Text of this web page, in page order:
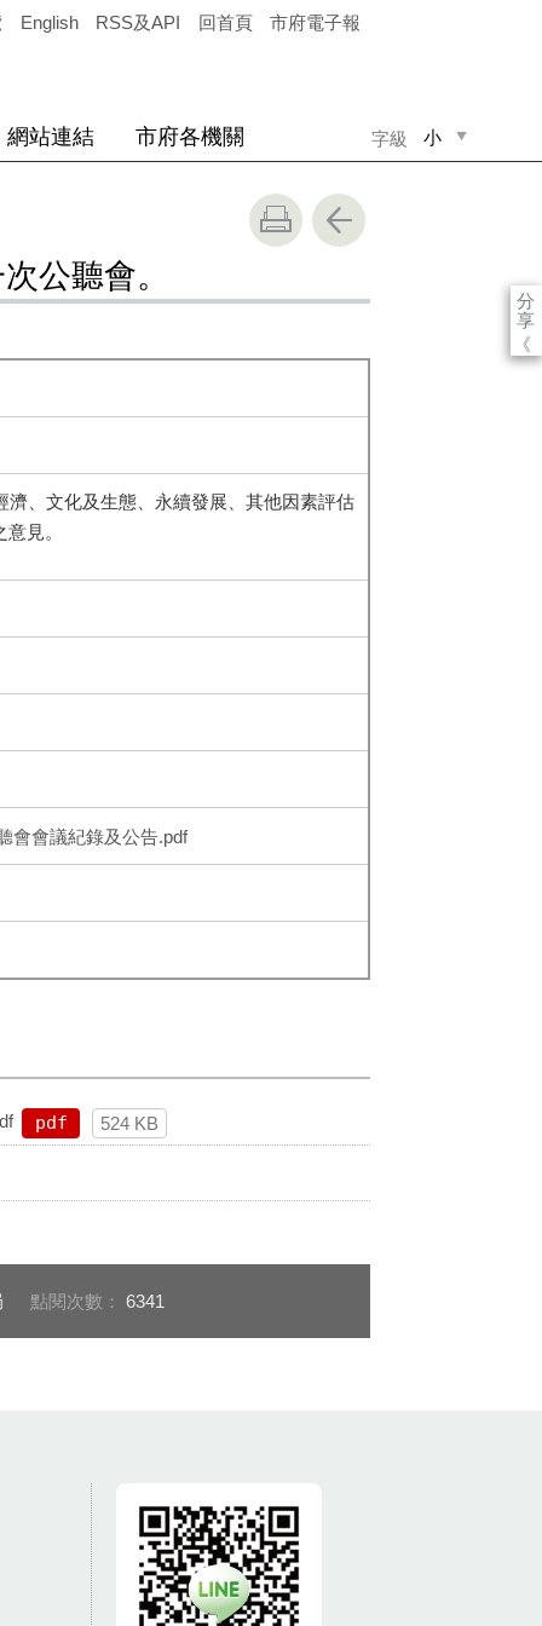
English RSS及API 回首頁 市府電子報
字級 小
網站連結 市府各機關
分
享
《
公聽會。
、文化及生態、永續發展、其他因素評估
見。
會會議紀錄及公告.pdf
pdf 524 KB
點閱次數： 6341